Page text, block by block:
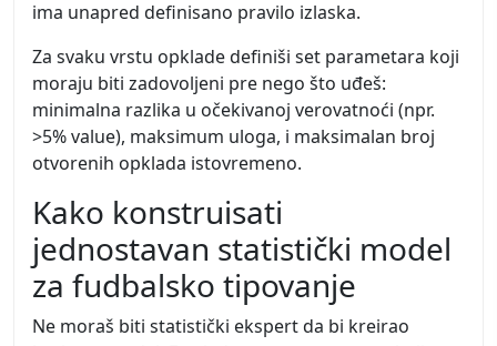
ima unapred definisano pravilo izlaska.
Za svaku vrstu opklade definiši set parametara koji
moraju biti zadovoljeni pre nego što uđeš:
minimalna razlika u očekivanoj verovatnoći (npr.
>5% value), maksimum uloga, i maksimalan broj
otvorenih opklada istovremeno.
Kako konstruisati
jednostavan statistički model
za fudbalsko tipovanje
Ne moraš biti statistički ekspert da bi kreirao